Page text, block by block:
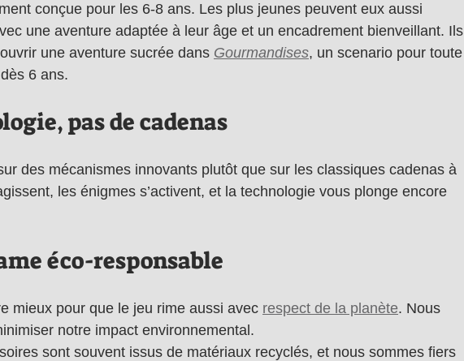
conçue pour les 6-8 ans. Les plus jeunes peuvent eux aussi
une aventure adaptée à leur âge et un encadrement bienveillant. Ils
une aventure sucrée dans Gourmandises, un scenario pour toute
6 ans.
pas de cadenas
des mécanismes innovants plutôt que sur les classiques cadenas à
les énigmes s’activent, et la technologie vous plonge encore
éco-responsable
mieux pour que le jeu rime aussi avec respect de la planète. Nous
notre impact environnemental.
sont souvent issus de matériaux recyclés, et nous sommes fiers